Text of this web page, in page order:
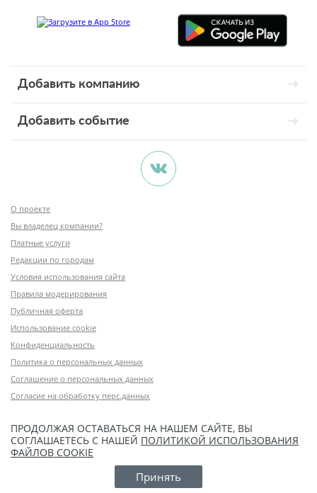
Добавить компанию
Добавить событие
О проекте
Вы владелец компании?
Платные услуги
Редакции по городам
Условия использования сайта
Правила модерирования
Публичная оферта
Использование cookie
Конфиденциальность
Политика о персональных данных
Соглашение о персональных данных
Согласие на обработку перс.данных
ПРОДОЛЖАЯ ОСТАВАТЬСЯ НА НАШЕМ САЙТЕ, ВЫ
СОГЛАШАЕТЕСЬ С НАШЕЙ ПОЛИТИКОЙ ИСПОЛЬЗОВАНИЯ
ФАЙЛОВ COOKIE
Принять